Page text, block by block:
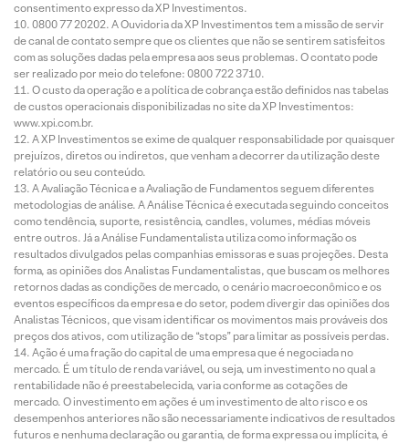
consentimento expresso da XP Investimentos.
0800 77 20202. A Ouvidoria da XP Investimentos tem a missão de servir
de canal de contato sempre que os clientes que não se sentirem satisfeitos
com as soluções dadas pela empresa aos seus problemas. O contato pode
ser realizado por meio do telefone: 0800 722 3710.
O custo da operação e a política de cobrança estão definidos nas tabelas
de custos operacionais disponibilizadas no site da XP Investimentos:
www.xpi.com.br.
A XP Investimentos se exime de qualquer responsabilidade por quaisquer
prejuízos, diretos ou indiretos, que venham a decorrer da utilização deste
relatório ou seu conteúdo.
A Avaliação Técnica e a Avaliação de Fundamentos seguem diferentes
metodologias de análise. A Análise Técnica é executada seguindo conceitos
como tendência, suporte, resistência, candles, volumes, médias móveis
entre outros. Já a Análise Fundamentalista utiliza como informação os
resultados divulgados pelas companhias emissoras e suas projeções. Desta
forma, as opiniões dos Analistas Fundamentalistas, que buscam os melhores
retornos dadas as condições de mercado, o cenário macroeconômico e os
eventos específicos da empresa e do setor, podem divergir das opiniões dos
Analistas Técnicos, que visam identificar os movimentos mais prováveis dos
preços dos ativos, com utilização de “stops” para limitar as possíveis perdas.
Ação é uma fração do capital de uma empresa que é negociada no
mercado. É um título de renda variável, ou seja, um investimento no qual a
rentabilidade não é preestabelecida, varia conforme as cotações de
mercado. O investimento em ações é um investimento de alto risco e os
desempenhos anteriores não são necessariamente indicativos de resultados
futuros e nenhuma declaração ou garantia, de forma expressa ou implícita, é